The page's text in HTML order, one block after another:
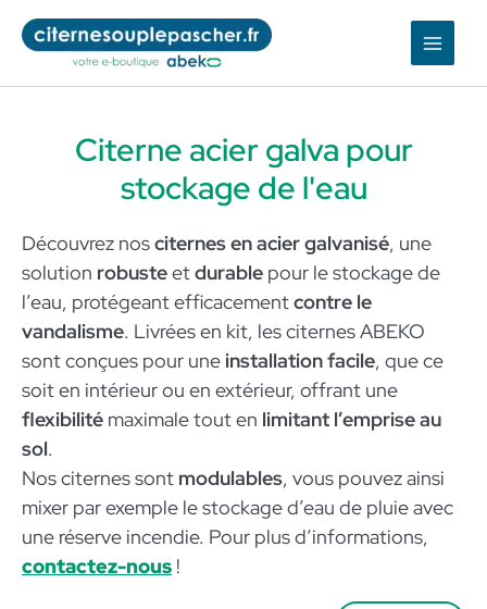
contenu
Citerne acier galva pour
stockage de l'eau
Découvrez nosciternes en acier galvanisé, une
solution robusteetdurable pour le stockage de
l’eau, protégeant efficacementcontre le
vandalisme. Livrées en kit, les citernes ABEKO
sont conçues pour une installation facile, que ce
soit en intérieur ou en extérieur, offrant une
flexibilité maximale tout en limitant l’emprise au
sol.
Nos citernes sont modulables, vous pouvez ainsi
mixer par exemple le stockage d’eau de pluie avec
une réserve incendie. Pour plus d’informations,
contactez-nous !